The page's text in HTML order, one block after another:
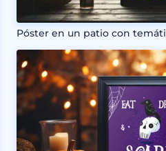
Póster en un patio con